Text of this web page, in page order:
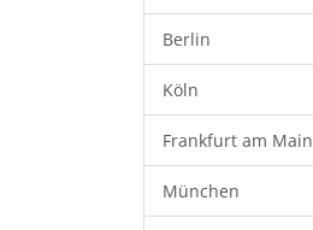
Berlin
Köln
Frankfurt am Main
München